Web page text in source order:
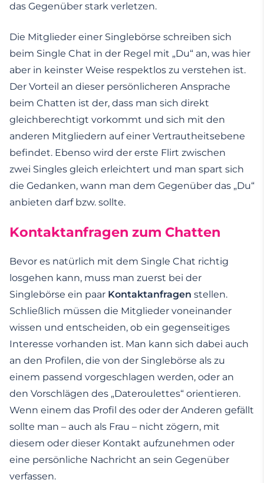
das Gegenüber stark verletzen.
Die Mitglieder einer Singlebörse schreiben sich
beim Single Chat in der Regel mit „Du“ an, was hier
aber in keinster Weise respektlos zu verstehen ist.
Der Vorteil an dieser persönlicheren Ansprache
beim Chatten ist der, dass man sich direkt
gleichberechtigt vorkommt und sich mit den
anderen Mitgliedern auf einer Vertrautheitsebene
befindet. Ebenso wird der erste Flirt zwischen
zwei Singles gleich erleichtert und man spart sich
die Gedanken, wann man dem Gegenüber das „Du“
anbieten darf bzw. sollte.
Kontaktanfragen zum Chatten
Bevor es natürlich mit dem Single Chat richtig
losgehen kann, muss man zuerst bei der
Singlebörse ein paar Kontaktanfragen stellen.
Schließlich müssen die Mitglieder voneinander
wissen und entscheiden, ob ein gegenseitiges
Interesse vorhanden ist. Man kann sich dabei auch
an den Profilen, die von der Singlebörse als zu
einem passend vorgeschlagen werden, oder an
den Vorschlägen des „Dateroulettes“ orientieren.
Wenn einem das Profil des oder der Anderen gefällt
sollte man – auch als Frau – nicht zögern, mit
diesem oder dieser Kontakt aufzunehmen oder
eine persönliche Nachricht an sein Gegenüber
verfassen.